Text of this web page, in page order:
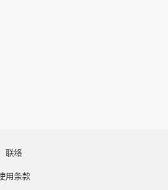
联络
用条款